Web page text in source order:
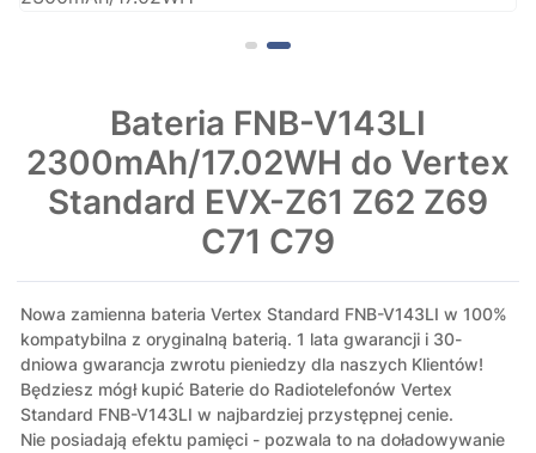
Bateria FNB-V143LI
2300mAh/17.02WH do Vertex
Standard EVX-Z61 Z62 Z69
C71 C79
Nowa zamienna bateria Vertex Standard FNB-V143LI w 100%
kompatybilna z oryginalną baterią. 1 lata gwarancji i 30-
dniowa gwarancja zwrotu pieniedzy dla naszych Klientów!
Będziesz mógł kupić Baterie do Radiotelefonów Vertex
Standard FNB-V143LI w najbardziej przystępnej cenie.
Nie posiadają efektu pamięci - pozwala to na doładowywanie